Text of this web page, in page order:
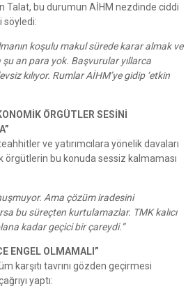
Talat, bu durumun AİHM nezdinde ciddi
söyledi:
koşulu makul sürede karar almak ve
an para yok. Başvurular yıllarca
kılıyor. Rumlar AİHM’ye gidip ‘etkin
ÖRGÜTLER SESİNİ
ve yatırımcılara yönelik davaları
örgütlerin bu konuda sessiz kalmaması
Ama çözüm iradesini
bu süreçten kurtulamazlar. TMK kalıcı
kadar geçici bir çareydi.”
ENGEL OLMAMALI”
karşıtı tavrını gözden geçirmesi
yaptı: